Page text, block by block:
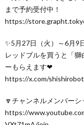
まで予約受付中！
https://
✨5月27日（火）～6月9
レッドブルを買うと「
ーもらえます❤
https://x.com/
🔽チャンネルメンバー
https://